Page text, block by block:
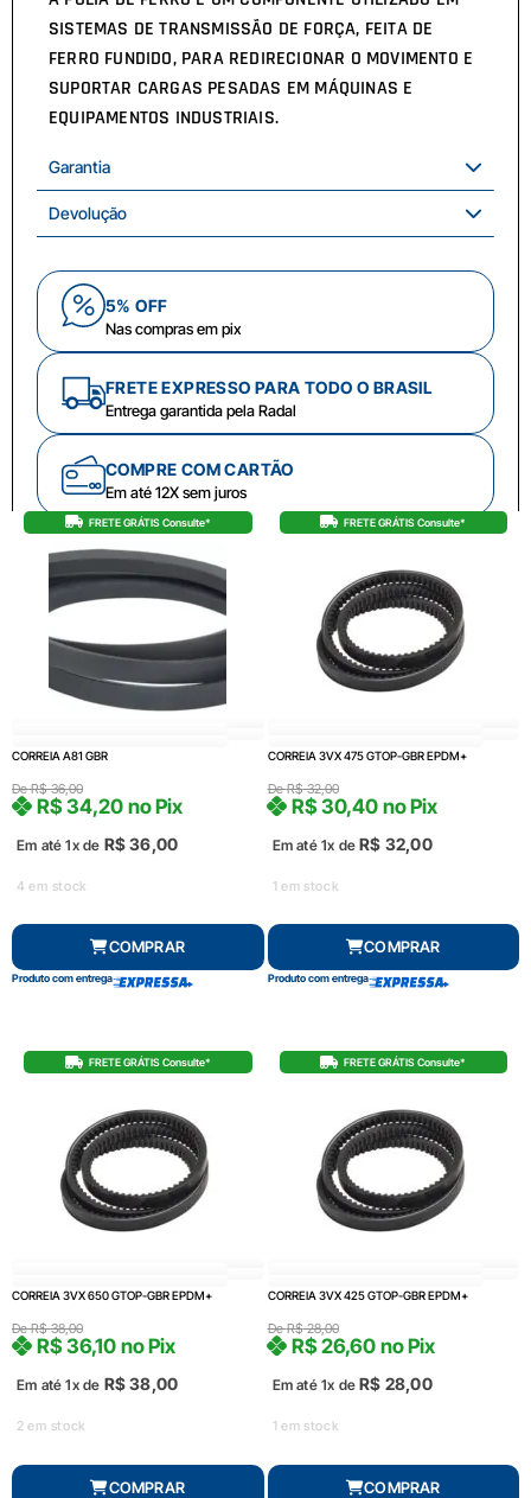
SISTEMAS DE TRANSMISSÃO DE FORÇA, FEITA DE
FERRO FUNDIDO, PARA REDIRECIONAR O MOVIMENTO E
SUPORTAR CARGAS PESADAS EM MÁQUINAS E
EQUIPAMENTOS INDUSTRIAIS.
Garantia
Devolução
5% OFF
Nas compras em pix
FRETE EXPRESSO PARA TODO O BRASIL
Entrega garantida pela Radal
COMPRE COM CARTÃO
Em até 12X sem juros
FRETE GRÁTIS Consulte*
CORREIA A81 GBR
DeR$36,00
Em até 1x de R$36,00
R$34,20 no Pix
4 em stock
COMPRAR
Produto com entrega
FRETE GRÁTIS Consulte*
CORREIA 3VX 475 GTOP-GBR EPDM+
DeR$32,00
Em até 1x deR$ 32,00
R$30,40 no Pix
1 em stock
COMPRAR
Produto com entrega
FRETE GRÁTIS Consulte*
CORREIA 3VX 650 GTOP-GBR EPDM+
DeR$38,00
Em até 1x de R$38,00
R$36,10 no Pix
2 em stock
COMPRAR
FRETE GRÁTIS Consulte*
CORREIA 3VX 425 GTOP-GBR EPDM+
DeR$28,00
Em até 1x de R$ 28,00
R$26,60 no Pix
1 em stock
COMPRAR